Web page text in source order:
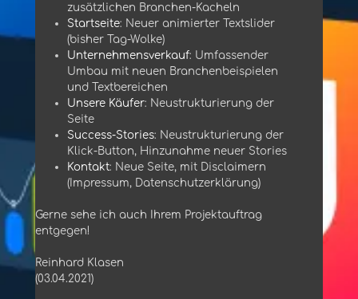
zusätzlichen Branchen-Kacheln
Startseite: Neuer animierter Textslider
(bisher Tag-Wolke)
Unternehmensverkauf: Umfassender
Umbau mit neuen Branchenbeispielen
und Textbereichen
Unsere Käufer: Neustrukturierung der
Seite
Success-Stories: Neustrukturierung der
Klick-Button, Hinzunahme neuer Stories
Kontakt: Neue Seite, mit Disclaimern
(Impressum, Datenschutzerklärung)
Gerne sehe ich auch Ihrem Projektauftrag
entgegen!
Reinhard Klasen
(03.04.2021)